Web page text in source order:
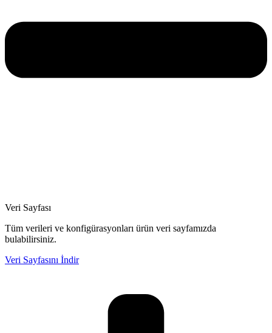
Veri Sayfası
Tüm verileri ve konfigürasyonları ürün veri sayfamızda
bulabilirsiniz.
Veri Sayfasını İndir